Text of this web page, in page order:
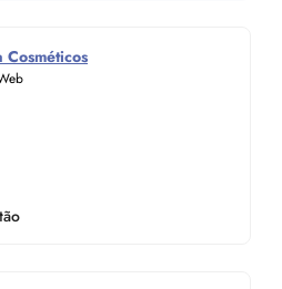
Cosméticos